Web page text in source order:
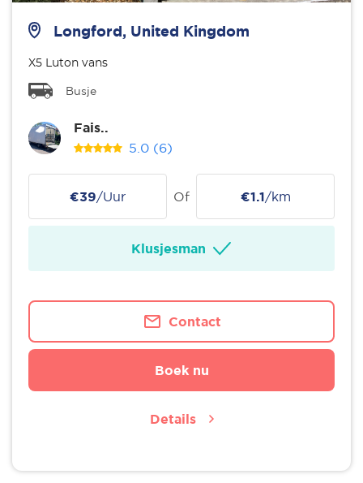
Longford, United Kingdom
X5 Luton vans
Busje
Fais..
5.0 (6)
€39/Uur Of €1.1/km
Klusjesman
Contact
Boek nu
Details